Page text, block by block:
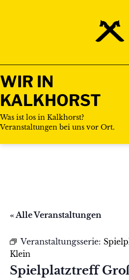
WIR IN
KALKHORST
Was ist los in Kalkhorst?
Veranstaltungen bei uns vor Ort.
« Alle Veranstaltungen
Veranstaltungsserie:
Klein
Spielplatztreff